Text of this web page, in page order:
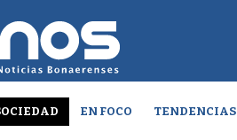
EN FOCO TENDENCIAS